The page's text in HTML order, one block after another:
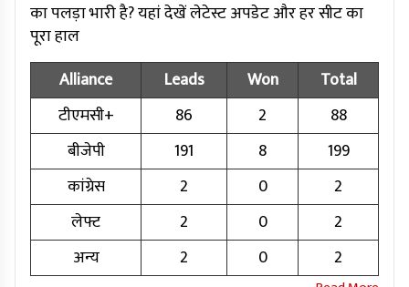
का पलड़ा भारी है? यहां देखें लेटेस्ट अपडेट और हर सीट का
पूरा हाल
Alliance
Leads Won
Total
टीएमसी+
86 2
88
बीजेपी
191 8
199
कांग्रेस
2 0
2
लेफ्ट
2 0
2
अन्य
2 0 2